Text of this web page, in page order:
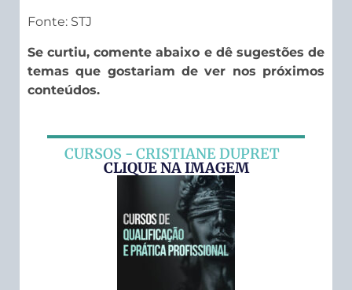
Fonte: STJ
Se curtiu, comente abaixo e dê sugestões de
temas que gostariam de ver nos próximos
conteúdos.
CURSOS - CRISTIANE DUPRET
CLIQUE NA IMAGEM